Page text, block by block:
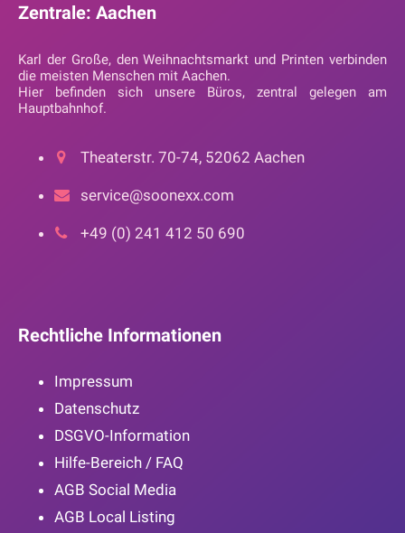
Zentrale: Aachen
Karl der Große, den Weihnachtsmarkt und Printen verbinden
die meisten Menschen mit Aachen.
Hier befinden sich unsere Büros, zentral gelegen am
Hauptbahnhof.
Theaterstr. 70-74, 52062 Aachen
service@soonexx.com
+49 (0) 241 412 50 690
Rechtliche Informationen
Impressum
Datenschutz
DSGVO-Information
Hilfe-Bereich / FAQ
AGB Social Media
AGB Local Listing